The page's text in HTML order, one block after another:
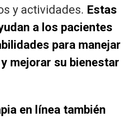
y actividades. Estas
a los pacientes
para manejar
mejorar su bienestar
en línea también